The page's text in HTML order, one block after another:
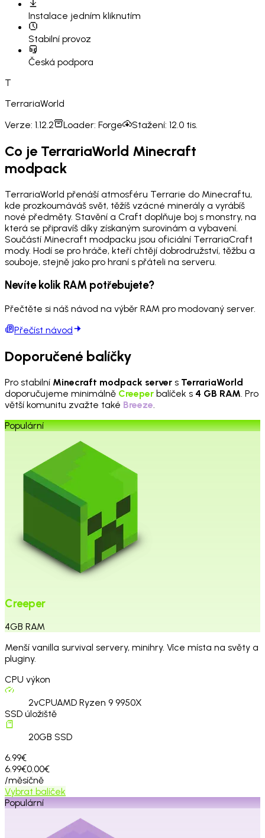
Instalace jedním kliknutím
Stabilní provoz
Česká podpora
T
TerrariaWorld
Verze: 1.12.2 Loader: Forge Stažení: 12.0 tis.
Co je TerrariaWorld Minecraft
modpack
TerrariaWorld přenáší atmosféru Terrarie do Minecraftu,
kde prozkoumáváš svět, těžíš vzácné minerály a vyrábíš
nové předměty. Stavění a Craft doplňuje boj s monstry, na
která se připravíš díky získaným surovinám a vybavení.
Součástí Minecraft modpacku jsou oficiální TerrariaCraft
mody. Hodí se pro hráče, kteří chtějí dobrodružství, těžbu a
souboje, stejně jako pro hraní s přáteli na serveru.
Nevíte kolik RAM potřebujete?
Přečtěte si náš návod na výběr RAM pro modovaný server.
Přečíst návod
Doporučené balíčky
Pro stabilní Minecraft modpack server s TerrariaWorld
doporučujeme minimálně Creeper balíček s 4 GB RAM. Pro
větší komunitu zvažte také Breeze.
Populární
Creeper
4GB RAM
Menší vanilla survival servery, minihry. Více místa na světy a
pluginy.
CPU výkon
2vCPUAMD Ryzen 9 9950X
SSD úložiště
20GB SSD
6.99€
6.99€0.00€
/měsíčně
Vybrat balíček
Populární